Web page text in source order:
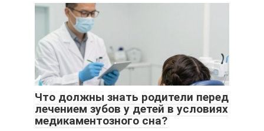
Что должны знать родители перед
лечением зубов у детей в условиях
медикаментозного сна?